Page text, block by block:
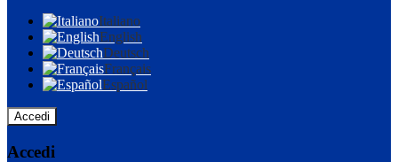
Italiano
English
Deutsch
Français
Español
Accedi
Accedi